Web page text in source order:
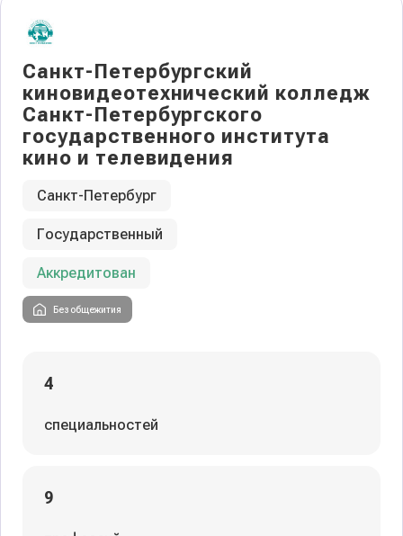
Санкт-Петербургский
киновидеотехнический колледж
Санкт-Петербургского
государственного института
кино и телевидения
Санкт-Петербург
Государственный
Аккредитован
Без общежития
4
специальностей
9